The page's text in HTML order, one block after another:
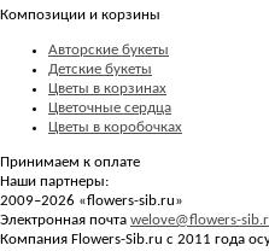
Композиции и корзины
Авторские букеты
Детские букеты
Цветы в корзинах
Цветочные сердца
Цветы в коробочках
Принимаем к оплате
Наши партнеры:
2009–2026 «flowers-sib.ru»
Электронная почта welove@flowers-
Компания Flowers-Sib.ru с 2011 года